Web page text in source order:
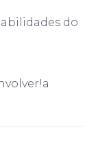
do